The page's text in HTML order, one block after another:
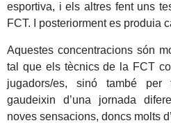
esportiva, i els altres fent uns
FCT. I posteriorment es produia
Aquestes concentracions són
tal que els tècnics de la FCT
jugadors/es, sinó també
gaudeixin d’una jornada
noves sensacions, doncs molts